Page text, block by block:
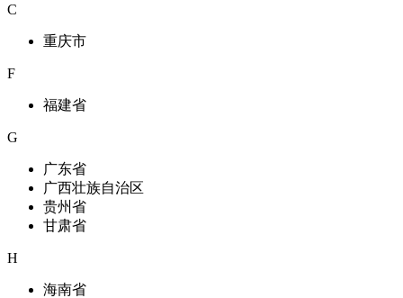
C
重庆市
F
福建省
G
广东省
广西壮族自治区
贵州省
甘肃省
H
海南省